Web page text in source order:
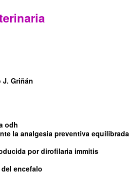
J. Griñán
odh
la analgesia preventiva equilibrada
por dirofilaria immitis
encefalo